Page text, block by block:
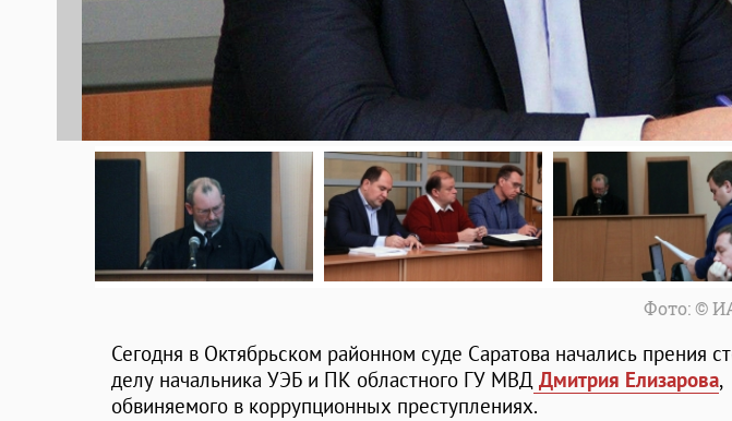
Фото: ©
Сегодня в Октябрьском районном суде Саратова начались прения
делу начальника УЭБ и ПК областного ГУ МВД Дмитрия Елизарова,
обвиняемого в коррупционных преступлениях.